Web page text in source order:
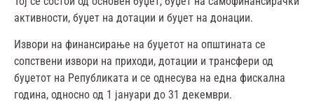
активности, буџет на дотации и буџет на донации.
Извори на финансирање на буџетот на општината се
сопствени извори на приходи, дотации и трансфери од
буџетот на Републиката и се однесува на една фискална
година, односно од 1 јануари до 31 декември.